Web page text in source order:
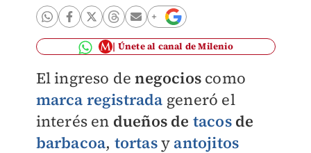
Únete al canal de Milenio
El ingreso denegocioscomo
marca registrada generó el
interés en dueños de tacosde
barbacoa, tortasy antojitos